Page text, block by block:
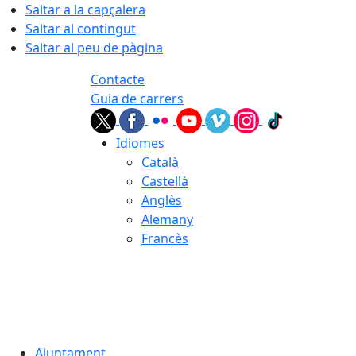
Saltar a la capçalera
Saltar al contingut
Saltar al peu de pàgina
Contacte
Guia de carrers
Idiomes
Català
Castellà
Anglès
Alemany
Francès